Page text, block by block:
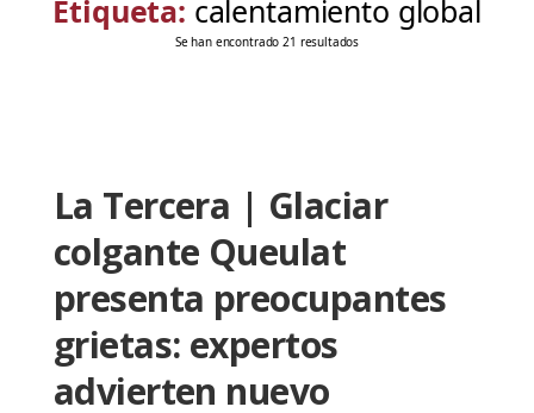
Etiqueta: calentamiento global
Se han encontrado 21 resultados
La Tercera | Glaciar
colgante Queulat
presenta preocupantes
grietas: expertos
advierten nuevo